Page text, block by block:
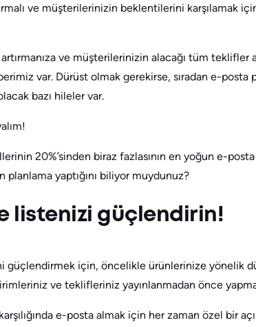
ve müşterilerinizin beklentilerini karşılamak
ve müşterilerinizin alacağı tüm teklifler
var. Dürüst olmak gerekirse, sıradan e-posta
bazı hileler var.
20%’sinden biraz fazlasının en yoğun e-
planlama yaptığını biliyor muydunuz?
listenizi güçlendirin!
güçlendirmek için, öncelikle ürünlerinize yönelik
ve teklifleriniz yayınlanmadan önce
e-posta almak için her zaman özel bir